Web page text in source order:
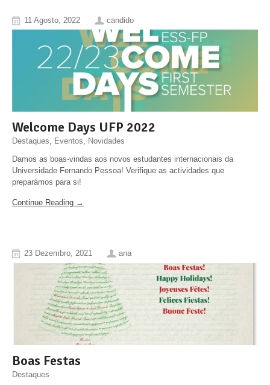
11 Agosto, 2022 candido
Welcome Days UFP 2022
Destaques, Eventos, Novidades
Damos as boas-vindas aos novos estudantes internacionais da
Universidade Fernando Pessoa! Verifique as actividades que
preparámos para si!
Continue Reading →
23 Dezembro, 2021 ana
Boas Festas
Destaques